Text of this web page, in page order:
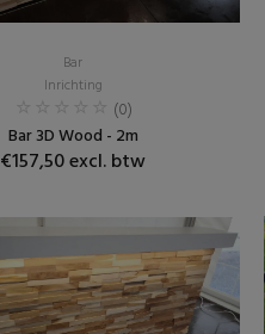
Bar
Inrichting
(0)
Bar 3D Wood - 2m
€157,50 excl. btw